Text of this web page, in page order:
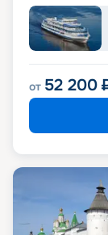
от 52 200